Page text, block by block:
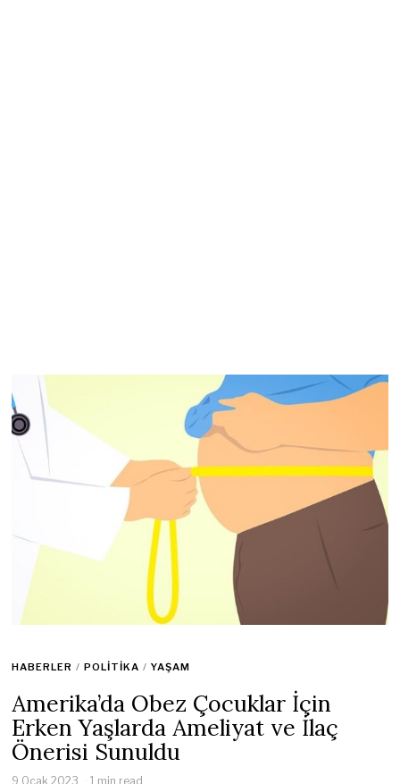
HABERLER / POLITIKA / YAŞAM
Amerika’da Obez Çocuklar İçin
Erken Yaşlarda Ameliyat ve İlaç
Önerisi Sunuldu
9 Ocak 2023 1 min read